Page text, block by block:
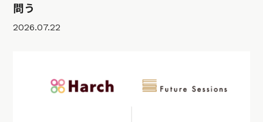
問う
2026.07.22